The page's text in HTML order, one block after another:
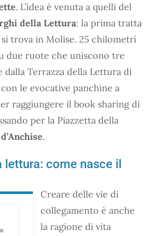
. L’idea è venuta a quelli del
della Lettura: la prima tratta
trova in Molise. 25 chilometri
due ruote che uniscono tre
dalla Terrazza della Lettura di
con le evocative panchine a
raggiungere il book sharing di
per la Piazzetta della
.
lettura: come nasce il
Creare delle vie di
collegamento è anche
la ragione di vita